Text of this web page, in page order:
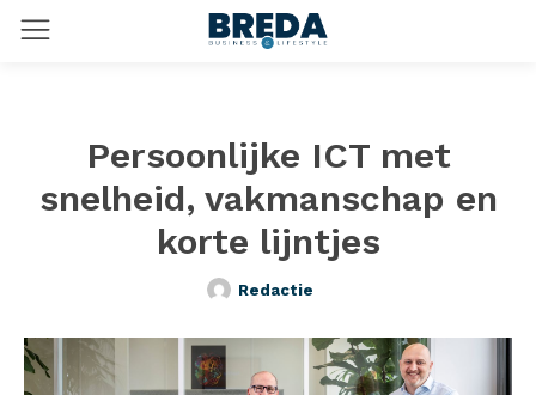
Persoonlijke ICT met
snelheid, vakmanschap en
korte lijntjes
Redactie